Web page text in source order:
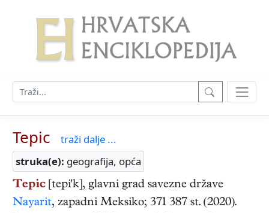
Tepic
traži dalje ...
struka(e): geografija, opća
Tepic [tepi'k], glavni grad savezne države
Nayarit, zapadni Meksiko; 371 387 st. (2020).